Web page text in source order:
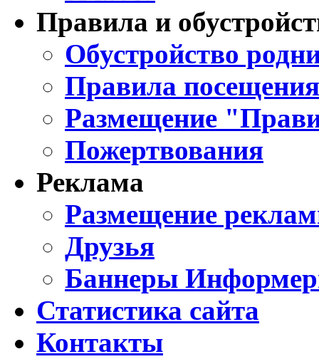
Правила и
Обустройство
Правила
Размещение
Пожертвования
Реклама
Размещение
Друзья
Баннеры
Статистика сайта
Контакты